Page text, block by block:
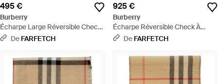
495 €
Burberry
Écharpe Large Réversible Check
En Laine-Soie - Vert
De FARFETCH
925 €
Burberry
Écharpe Réversible Check À
Design Matelassé - Noir
De FARFETCH